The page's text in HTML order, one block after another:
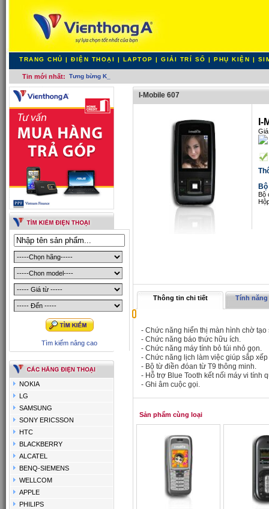
TRANG CHỦ | ĐIỆN THOẠI | LAPTOP | GIẢI TRÍ SỐ | PHỤ KIỆN |
Tin mới nhất: Tưng bừng Khai trươ_
Tìm kiếm nâng cao
NOKIA
LG
SAMSUNG
SONY ERICSSON
HTC
BLACKBERRY
ALCATEL
BENQ-SIEMENS
WELLCOM
APPLE
PHILIPS
I-Mobile 607
I-
Bộ
Thông tin chi tiết Tính
- Chức năng hiển thị màn hình chờ
- Chức năng báo thức hữu ích.
- Chức năng máy tính bỏ túi nhỏ gọn.
- Chức năng lịch làm việc giúp sắp
- Bộ từ điền đóan từ T9 thông minh.
- Hỗ trợ Blue Tooth kết nối máy vi tính
- Ghi âm cuộc gọi.
Sản phẩm cùng loại